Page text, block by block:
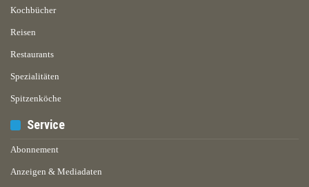
Kochbücher
Reisen
Restaurants
Spezialitäten
Spitzenköche
Service
Abonnement
Anzeigen & Mediadaten